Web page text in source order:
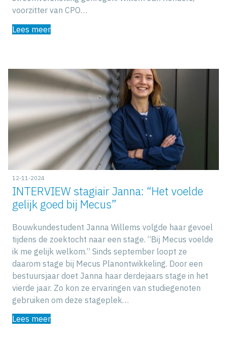
voorzitter van CPO…
Lees meer
12-11-2024
INTERVIEW stagiair Janna: “Het voelde
gelijk goed bij Mecus”
Bouwkundestudent Janna Willems volgde haar gevoel
tijdens de zoektocht naar een stage. “Bij Mecus voelde
ik me gelijk welkom.” Sinds september loopt ze
daarom stage bij Mecus Planontwikkeling. Door een
bestuursjaar doet Janna haar derdejaars stage in het
vierde jaar. Zo kon ze ervaringen van studiegenoten
gebruiken om deze stageplek…
Lees meer